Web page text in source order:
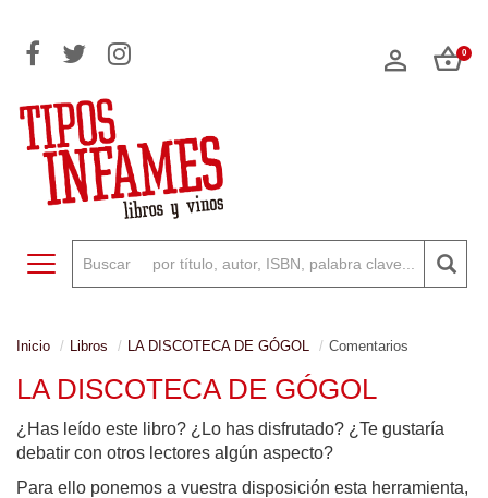
0
Toggle navigation
Inicio Libros LA DISCOTECA DE GÓGOL Comentarios
LA DISCOTECA DE GÓGOL
¿Has leído este libro? ¿Lo has disfrutado? ¿Te gustaría
debatir con otros lectores algún aspecto?
Para ello ponemos a vuestra disposición esta herramienta,